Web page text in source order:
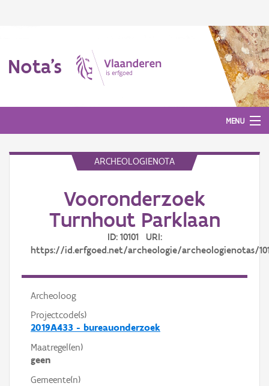
Nota's
MENU
ARCHEOLOGIENOTA
Vooronderzoek
Turnhout Parklaan
ID: 10101 URI:
https://id.erfgoed.net/archeologie/archeologienotas/
Archeoloog
Projectcode(s)
2019A433 - bureauonderzoek
Maatregel(en)
geen
Gemeente(n)